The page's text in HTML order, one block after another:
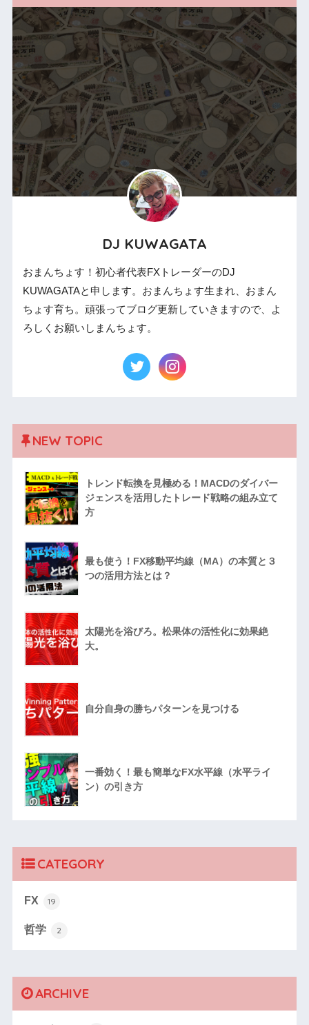
DJ KUWAGATA
おまんちょす！初心者代表FXトレーダーのDJ
KUWAGATAと申します。おまんちょす生まれ、おまん
ちょす育ち。頑張ってブログ更新していきますので、よ
ろしくお願いしまんちょす。
NEW TOPIC
トレンド転換を見極める！MACDのダイバー
ジェンスを活用したトレード戦略の組み立て
方
最も使う！FX移動平均線（MA）の本質と３
つの活用方法とは？
太陽光を浴びろ。松果体の活性化に効果絶
大。
自分自身の勝ちパターンを見つける
一番効く！最も簡単なFX水平線（水平ライ
ン）の引き方
CATEGORY
FX 19
哲学 2
ARCHIVE